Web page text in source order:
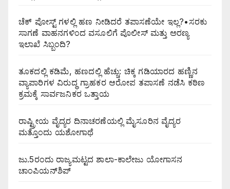
ಚೆಕ್ ಪೋಸ್ಟ್ ಗಳಲ್ಲಿ ಹಣ ನೀಡಿದರೆ ತಪಾಸಣೆಯೇ ಇಲ್ಲ?•ಸರಕು
ಸಾಗಣೆ ವಾಹನಗಳಿಂದ ವಸೂಲಿಗೆ ಪೊಲೀಸ್ ಮತ್ತು ಅರಣ್ಯ
ಇಲಾಖೆ ಸಿಬ್ಬಂದಿ?
ತೂಕದಲ್ಲಿ ಕಡಿಮೆ, ಹಣದಲ್ಲಿ ಹೆಚ್ಚು: ಚಿಕ್ಕ ಗಡಿಯಾರದ ಹಣ್ಣಿನ
ವ್ಯಾಪಾರಿಗಳ ವಿರುದ್ಧ ಗ್ರಾಹಕರ ಆರೋಪ ತಪಾಸಣೆ ನಡೆಸಿ ಕಠಿಣ
ಕ್ರಮಕ್ಕೆ ಸಾರ್ವಜನಿಕರ ಒತ್ತಾಯ
ರಾಷ್ಟ್ರೀಯ ವೈದ್ಯರ ದಿನಾಚರಣೆಯಲ್ಲಿ ಮೈಸೂರಿನ ವೈದ್ಯರ
ಮತ್ತೊಂದು ಯಶೋಗಾಥೆ
ಜು.5ರಂದು ರಾಜ್ಯಮಟ್ಟದ ಶಾಲಾ-ಕಾಲೇಜು ಯೋಗಾಸನ
ಚಾಂಪಿಯನ್‌ಶಿಪ್